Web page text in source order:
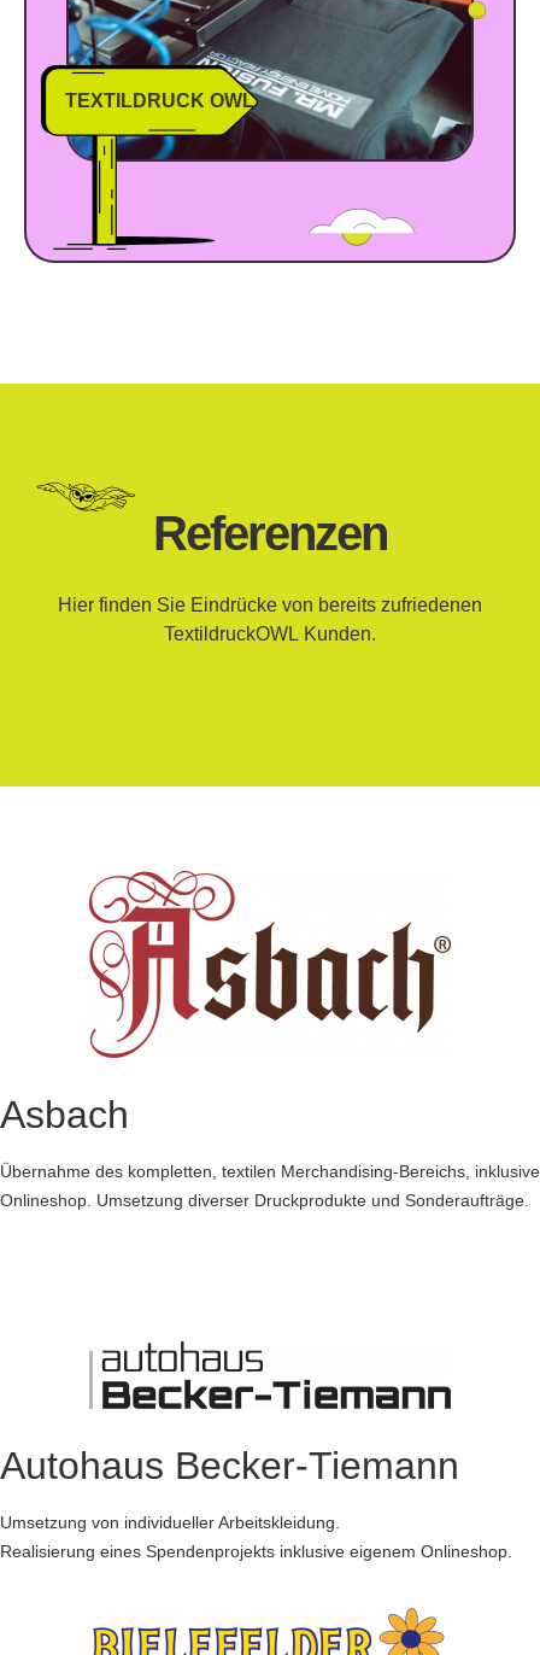
TEXTILDRUCK OWL
Referenzen
Hier finden Sie Eindrücke von bereits zufriedenen
TextildruckOWL Kunden.
Asbach
Übernahme des kompletten, textilen Merchandising-Bereichs, inklusive
Onlineshop. Umsetzung diverser Druckprodukte und Sonderaufträge.
Autohaus Becker-Tiemann
Umsetzung von individueller Arbeitskleidung.
Realisierung eines Spendenprojekts inklusive eigenem Onlineshop.